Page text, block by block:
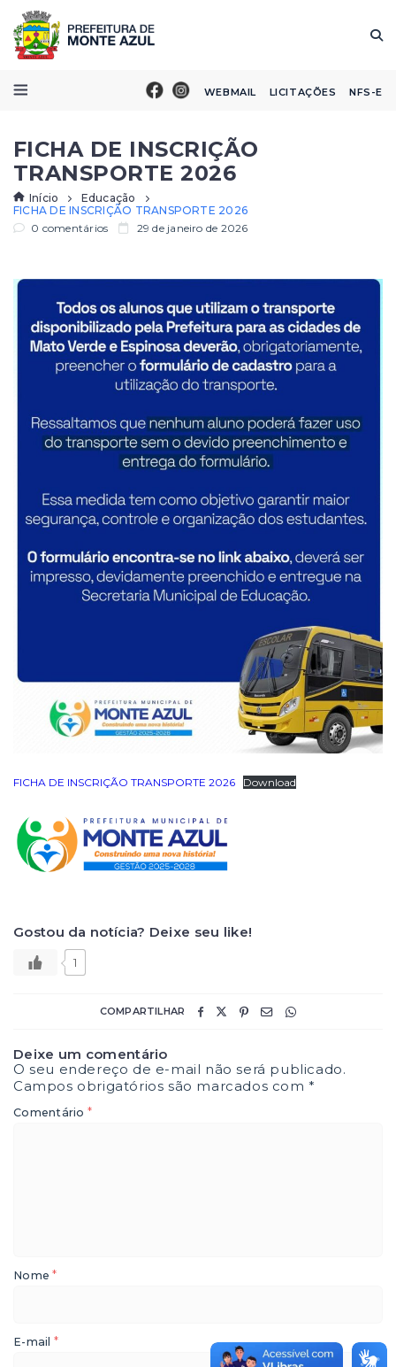
WEBMAIL LICITAÇÕES NFS-E
FICHA DE INSCRIÇÃO
TRANSPORTE 2026
Início
Educação
FICHA DE INSCRIÇÃO TRANSPORTE 2026
0 comentários
29 de janeiro de 2026
FICHA DE INSCRIÇÃO TRANSPORTE 2026 Download
Gostou da notícia? Deixe seu like!
1
COMPARTILHAR
Deixe um comentário
O seu endereço de e-mail não será publicado.
Campos obrigatórios são marcados com*
Comentário *
Nome*
E-mail *